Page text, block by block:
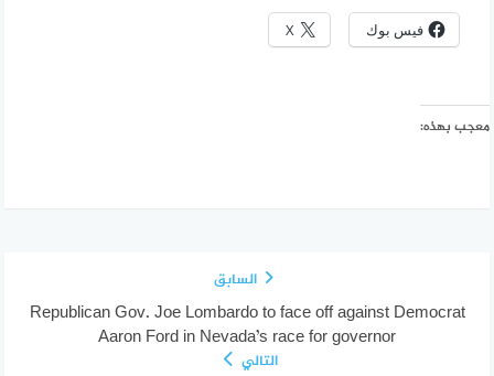
فيس بوك X
معجب بهذه:
السابق
Republican Gov. Joe Lombardo to face off against Democrat
Aaron Ford in Nevada’s race for governor
التالي